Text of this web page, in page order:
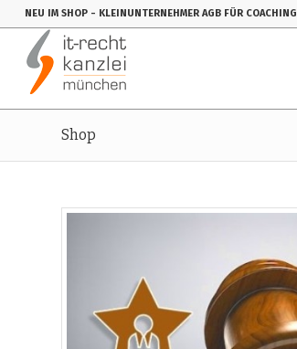
NEU IM SHOP - KLEINUNTERNEHMER AGB FÜR COACHING
Shop